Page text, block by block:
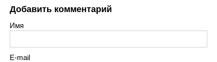
Добавить комментарий
Имя
E-mail